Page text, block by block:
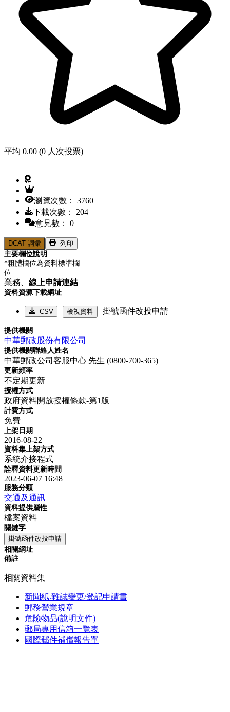
平均 0.00 (0 人次投票)
瀏覽次數： 3760
下載次數： 204
意見數： 0
DCAT 詞彙
列印
主要欄位說明
*粗體欄位為資料標準欄
位
業務、 線上申請連結
資料資源下載網址
CSV 檢視資料 掛號函件改投申請
提供機關
中華郵政股份有限公司
提供機關聯絡人姓名
中華郵政公司客服中心 先生 (0800-700-365)
更新頻率
不定期更新
授權方式
政府資料開放授權條款-第1版
計費方式
免費
上架日期
2016-08-22
資料集上架方式
系統介接程式
詮釋資料更新時間
2023-06-07 16:48
服務分類
交通及通訊
資料提供屬性
檔案資料
關鍵字
掛號函件改投申請
相關網址
備註
相關資料集
新聞紙.雜誌變更/登記申請書
郵務營業規章
危險物品(說明文件)
郵局專用信箱一覽表
國際郵件補償報告單